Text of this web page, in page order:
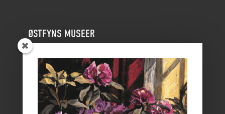
ØSTFYNS MUSEER
Vikingemuseet Ladby
Nyborg Slot
Borgmestergården